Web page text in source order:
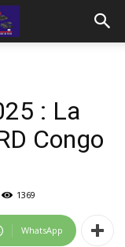
: La
Congo
1369
WhatsApp